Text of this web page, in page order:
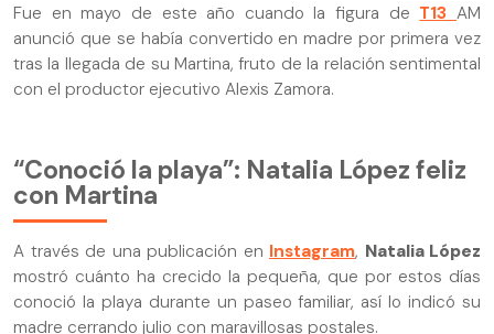
Fue en mayo de este año cuando la figura de T13AM
anunció que se había convertido en madre por primera vez
tras la llegada de su Martina, fruto de la relación sentimental
con el productor ejecutivo Alexis Zamora.
“Conoció la playa”: Natalia López feliz
con Martina
A través de una publicación en Instagram, Natalia López
mostró cuánto ha crecido la pequeña, que por estos días
conoció la playa durante un paseo familiar, así lo indicó su
madre cerrando julio con maravillosas postales.